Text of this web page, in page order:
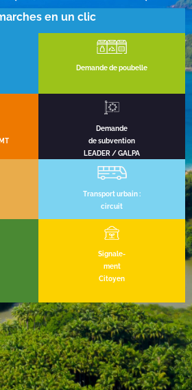
en un clic
Demande de poubelle
Demande
de subvention
LEADER / GALPA
Transport urbain :
circuit
Signale-
ment
Citoyen